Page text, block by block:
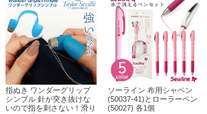
指ぬき ワンダーグリップ
シンブル 針が突き抜けな
いので指を刺さない！滑り
ソーライン 布用シャペン
(50037-41)とローラーペン
(50027) 各1個